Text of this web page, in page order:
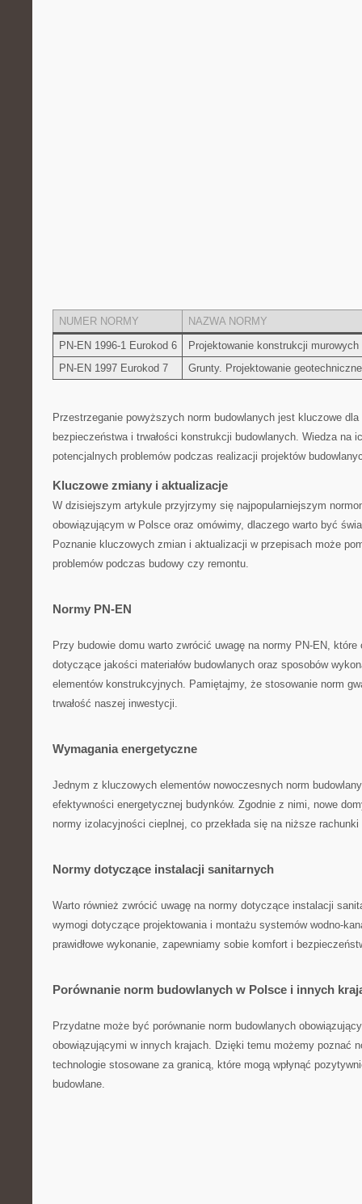
NUMER NORMY
NAZWA NORMY
PN-EN 1996-1 Eurokod‌ 6
Projektowanie konstrukcji murowych
PN-EN 1997 Eurokod 7
Grunty. Projektowanie geotechniczne
Przestrzeganie powyższych ⁢norm ‍budowlanych jest kluczowe dla
bezpieczeństwa i ⁢trwałości‌ konstrukcji budowlanych. Wiedza na
potencjalnych problemów podczas realizacji projektów
Kluczowe zmiany i aktualizacje
W dzisiejszym artykule przyjrzymy ⁢się najpopularniejszym
obowiązującym ⁤w Polsce oraz omówimy, dlaczego warto być
Poznanie kluczowych zmian i⁤ aktualizacji w przepisach może
problemów podczas budowy czy remontu.
Normy PN-EN
Przy budowie domu⁢ warto zwrócić uwagę na normy PN-EN, które
dotyczące ‌jakości materiałów budowlanych oraz sposobów
elementów konstrukcyjnych. Pamiętajmy, że⁢ stosowanie ‌norm
trwałość naszej inwestycji.
Wymagania energetyczne
Jednym z kluczowych elementów nowoczesnych norm
efektywności energetycznej budynków. Zgodnie z nimi, nowe
normy izolacyjności cieplnej, ‍co przekłada się na niższe​
Normy dotyczące instalacji⁣ sanitarnych
Warto​ również zwrócić uwagę na normy dotyczące instalacji
wymogi dotyczące projektowania i montażu systemów wodno-
prawidłowe wykonanie,⁣ zapewniamy sobie komfort i
Porównanie norm ⁣budowlanych w Polsce i⁤ innych
Przydatne może być porównanie norm budowlanych
obowiązującymi w ⁤innych krajach. Dzięki temu możemy ‌poznać
technologie stosowane za ‌granicą, które mogą ‌wpłynąć
budowlane.